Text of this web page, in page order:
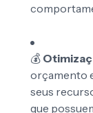
💰
orçamento
seus
que